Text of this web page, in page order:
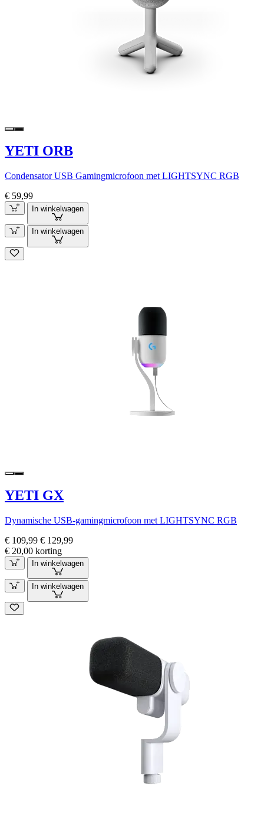
YETI ORB
Condensator USB Gamingmicrofoon met LIGHTSYNC RGB
€ 59,99
In winkelwagen
In winkelwagen
YETI GX
Dynamische USB-gamingmicrofoon met LIGHTSYNC RGB
€ 109,99 € 129,99
€ 20,00 korting
In winkelwagen
In winkelwagen